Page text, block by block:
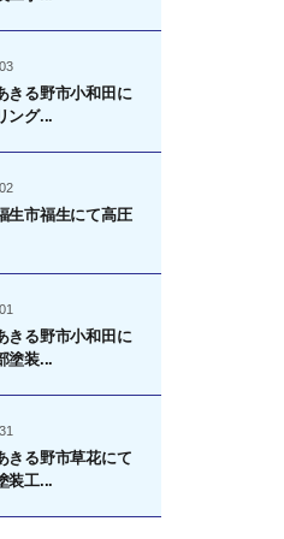
きる野市小和田に
ング...
生市福生にて高圧
きる野市小和田に
塗装...
きる野市草花にて
装工...